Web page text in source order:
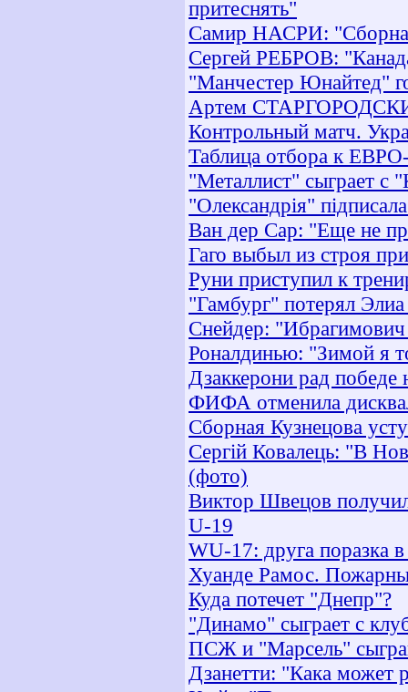
притеснять"
Самир НАСРИ:
Сергей РЕБРОВ:
"Манчестер Юнайтед"
Артем
Контрольный матч.
Таблица отбора к
"Металлист" сыграет с
"Олександрія"
Ван дер Сар: "Еще не
Гаго выбыл из строя
Руни приступил к
"Гамбург" потерял
Снейдер:
Роналдинью: "Зимой я
Дзаккерони рад победе
ФИФА отменила
Сборная Кузнецова
Сергій Ковалець: "В
(фото)
Виктор Швецов
U-19
WU-17: друга поразка в
Хуанде Рамос.
Куда потечет "Днепр"?
"Динамо" сыграет с
ПСЖ и "Марсель"
Дзанетти: "Кака может